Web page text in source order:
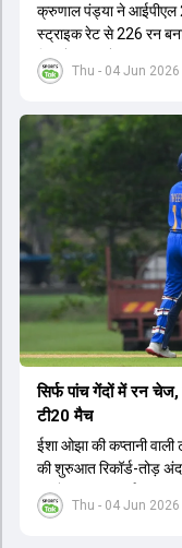
Thu - 04 Jun 2026
क्रुणाल पंड्या ने आईपीएल
स्ट्राइक रेट से 226 रन
जिससे RCB ने अपना
Thu - 04 Jun 2026
सिर्फ पांच गेंदों में रन
टी20 मैच
ईशा ओझा की कप्तानी
की शुरुआत रिकॉर्ड-तोड़
सबसे बड़ी जीत दर्ज की.